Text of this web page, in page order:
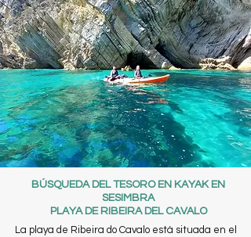
BÚSQUEDA DEL TESORO EN KAYAK EN
SESIMBRA
PLAYA DE RIBEIRA DEL CAVALO
La playa de Ribeira do Cavalo está situada en el